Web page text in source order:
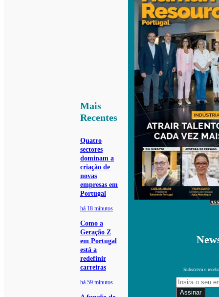
Mais
Recentes
Quatro
sectores
dominam a
criação de
novas
empresas em
Portugal
há 18 minutos
Como a
Geração Z
em Portugal
está a
redefinir
carreiras
há 59 minutos
Subscreva e
Assinar